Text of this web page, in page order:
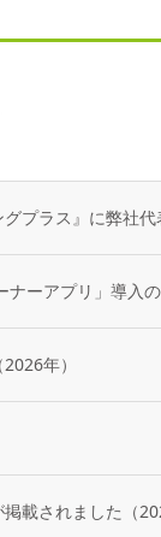
ナーアプリ」導入
年）
載されました（